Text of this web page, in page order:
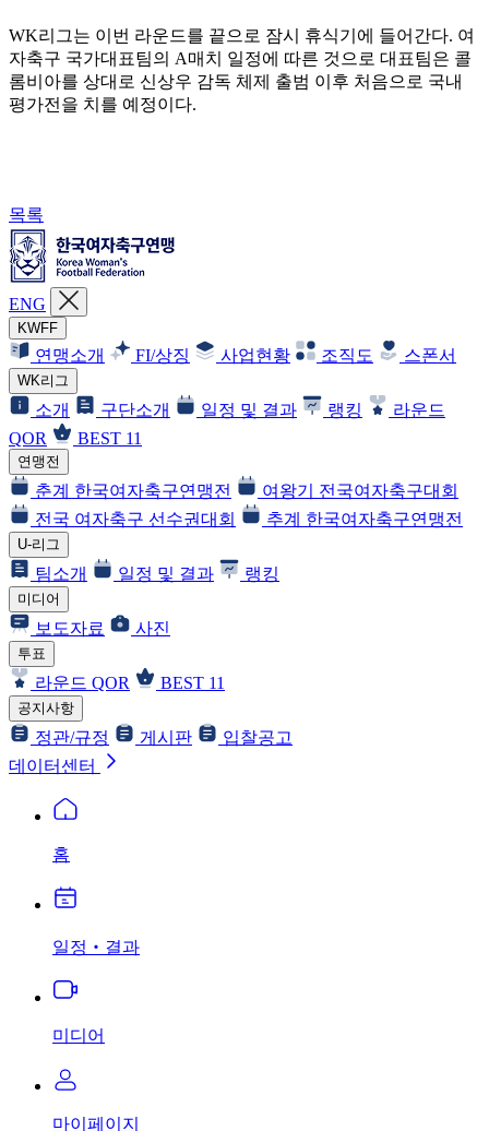
WK리그는 이번 라운드를 끝으로 잠시 휴식기에 들어간다. 여
자축구 국가대표팀의 A매치 일정에 따른 것으로 대표팀은 콜
롬비아를 상대로 신상우 감독 체제 출범 이후 처음으로 국내
평가전을 치를 예정이다.
목록
ENG
KWFF
연맹소개 FI/상징 사업현황 조직도 스폰서
WK리그
소개 구단소개 일정 및 결과 랭킹
라운드
QOR
BEST 11
연맹전
춘계 한국여자축구연맹전
여왕기 전국여자축구대회
전국 여자축구 선수권대회
추계 한국여자축구연맹전
U-리그
팀소개 일정 및 결과 랭킹
미디어
보도자료 사진
투표
라운드 QOR BEST 11
공지사항
정관/규정 게시판
입찰공고
데이터센터
홈
일정‧결과
미디어
마이페이지